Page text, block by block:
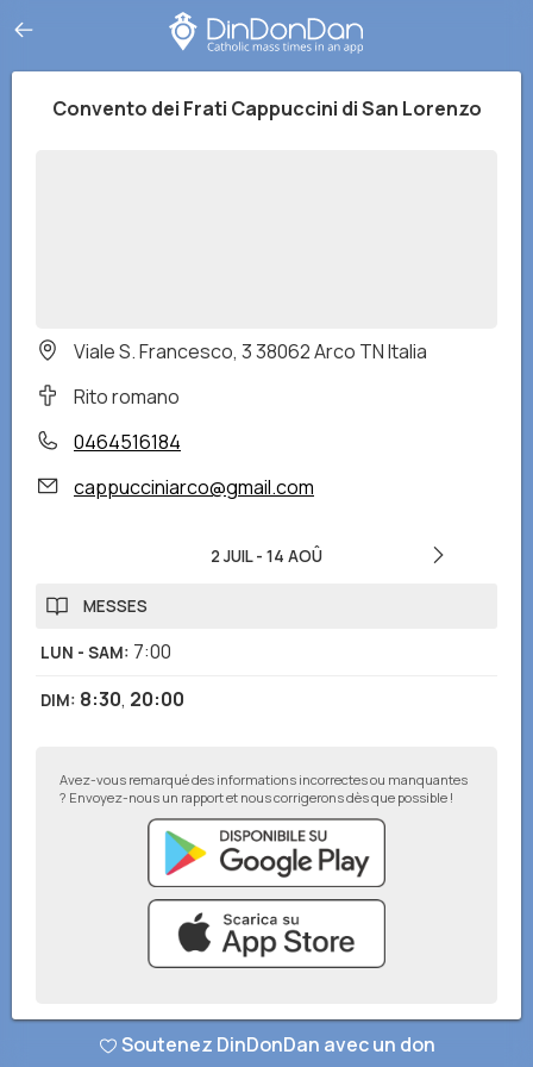
Convento dei Frati Cappuccini di San Lorenzo
Viale S. Francesco, 3 38062 Arco TN Italia
Rito romano
0464516184
cappucciniarco@gmail.com
2 JUIL- 14 AOÛ
MESSES
LUN - SAM: 7:00
DIM: 8:30, 20:00
Avez-vous remarqué des informations incorrectes ou manquantes
? Envoyez-nous un rapport et nous corrigerons dès que possible !
© DinDonDan App 2026–Politique de confidentialité –Ajouter à votre
site web
Soutenez DinDonDan avec un don